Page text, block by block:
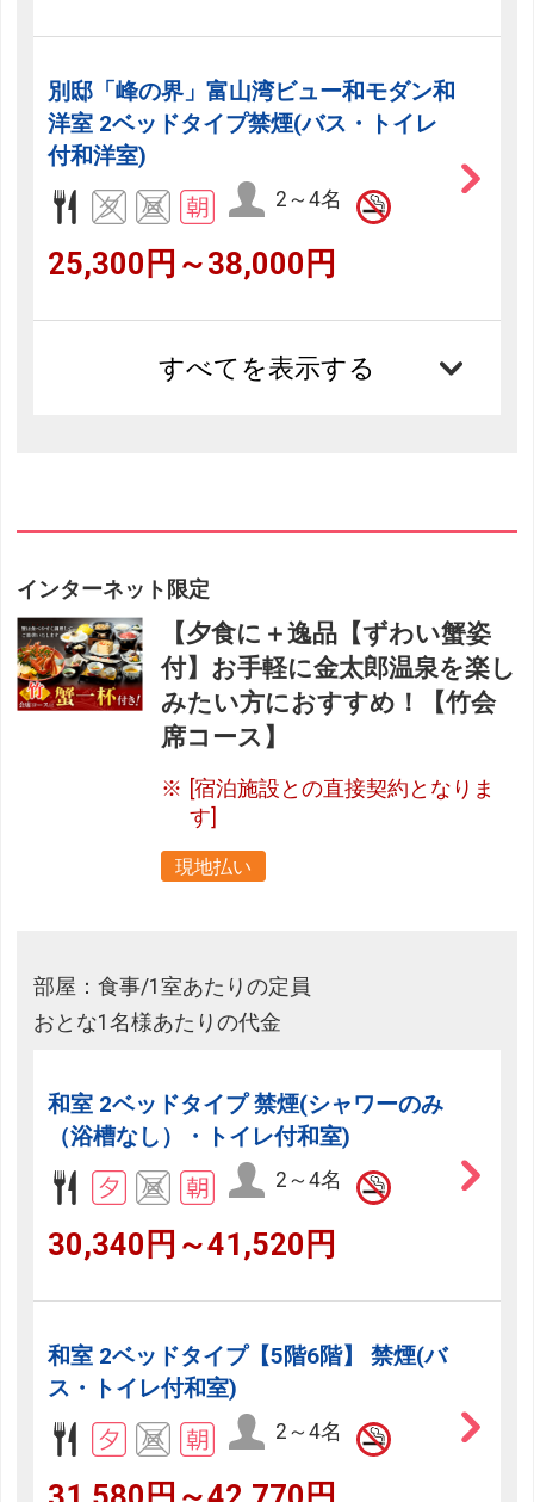
別邸「峰の界」富山湾ビュー和モダン和
洋室 2ベッドタイプ禁煙(バス・トイレ
付和洋室)
2～4名
25,300円～38,000円
すべてを表示する
インターネット限定
【夕食に＋逸品【ずわい蟹姿
付】お手軽に金太郎温泉を楽し
みたい方におすすめ！【竹会
席コース】
[宿泊施設との直接契約となりま
す]
現地払い
部屋：食事/1室あたりの定員
おとな1名様あたりの代金
和室 2ベッドタイプ 禁煙(シャワーのみ
（浴槽なし）・トイレ付和室)
2～4名
30,340円～41,520円
和室 2ベッドタイプ【5階6階】 禁煙(バ
ス・トイレ付和室)
2～4名